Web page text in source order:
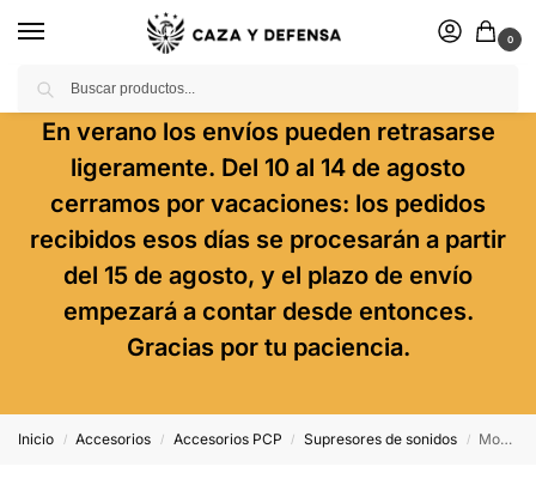
0
En verano los envíos pueden retrasarse
ligeramente. Del 10 al 14 de agosto
cerramos por vacaciones: los pedidos
recibidos esos días se procesarán a partir
del 15 de agosto, y el plazo de envío
empezará a contar desde entonces.
Gracias por tu paciencia.
Inicio / Accesorios / Accesorios PCP / Supresores de sonidos / Moderador DonnyFL Sumo 1/2 UNF